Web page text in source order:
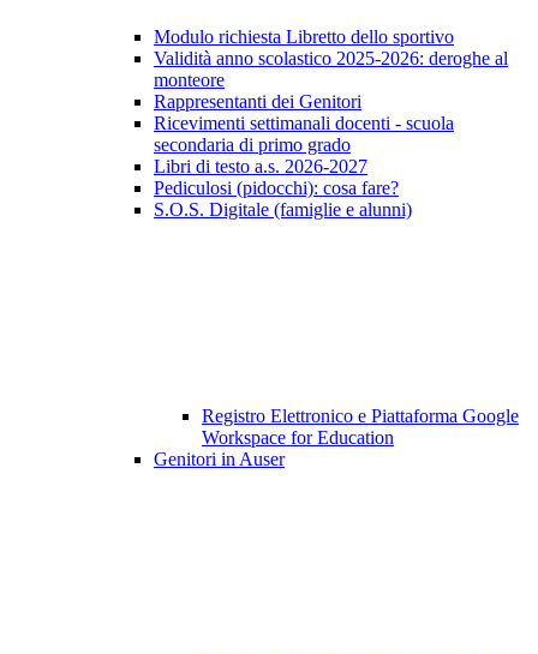
Modulo richiesta Libretto dello sportivo
Validità anno scolastico 2025-2026: deroghe al
monteore
Rappresentanti dei Genitori
Ricevimenti settimanali docenti - scuola
secondaria di primo grado
Libri di testo a.s. 2026-2027
Pediculosi (pidocchi): cosa fare?
S.O.S. Digitale (famiglie e alunni)
Registro Elettronico e Piattaforma Google
Workspace for Education
Genitori in Auser